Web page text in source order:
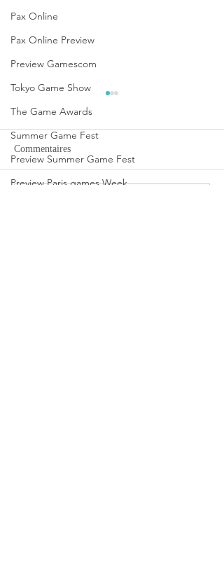
Pax Online
Pax Online Preview
Preview Gamescom
Tokyo Game Show
The Game Awards
Summer Game Fest
Preview Summer Game Fest
Preview Paris games Week
Commentaires